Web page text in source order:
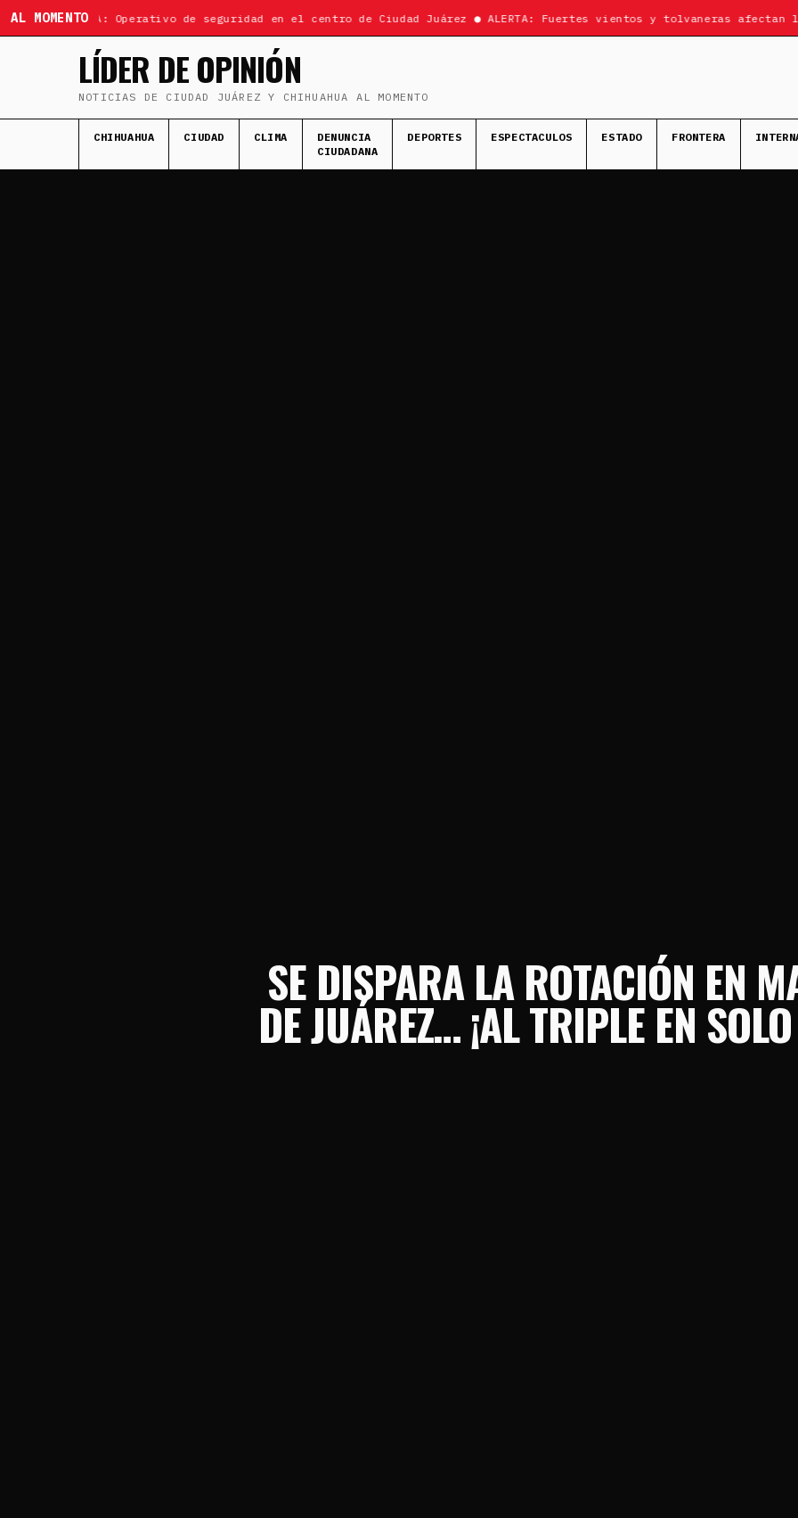
AL MOMENTO
ÚLTIMA HORA: Operativo de seguridad en el centro de Ciudad Juárez ● ALERTA: Fuertes vientos y tolvaneras afectan la
LÍDER DE OPINIÓN
NOTICIAS DE CIUDAD JUÁREZ Y CHIHUAHUA AL MOMENTO
CHIHUAHUA CIUDAD CLIMA
DENUNCIA
CIUDADANA
DEPORTES ESPECTACULOS ESTADO FRONTERA
SE DISPARA LA ROTACIÓN EN
DE JUÁREZ… ¡AL TRIPLE EN